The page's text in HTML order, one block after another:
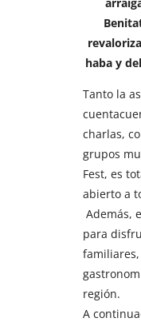
haba y
Tanto la
charlas,
grupos
Fest, es
abierto a
Además,
para
región.
A